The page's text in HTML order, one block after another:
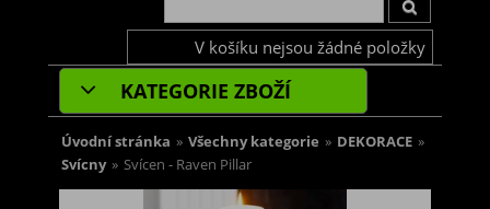
V košíku nejsou žádné položky
KATEGORIE ZBOŽÍ
Úvodní stránka » Všechny kategorie » DEKORACE »
Svícny » Svícen - Raven Pillar